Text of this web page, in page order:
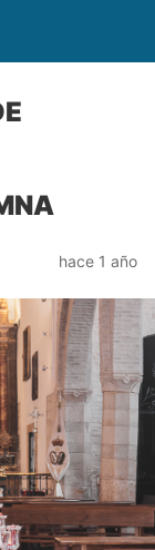
hace 1 año